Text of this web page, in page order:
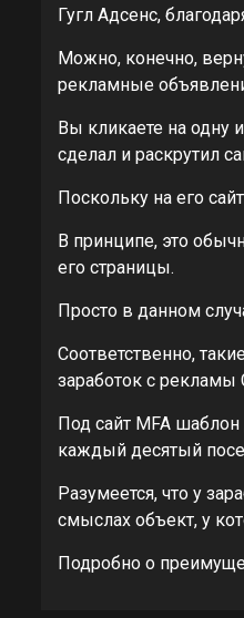
Гугл Адсенс,
Можно, конечно,
рекламные
Вы кликаете на одну
сделал и раскрутил
Поскольку на его
В принципе, это
его страницы.
Просто в данном
Соответственно,
заработок с рекламы
Под сайт MFA
каждый десятый
Разумеется, что у
смыслах объект, у
Подробно о